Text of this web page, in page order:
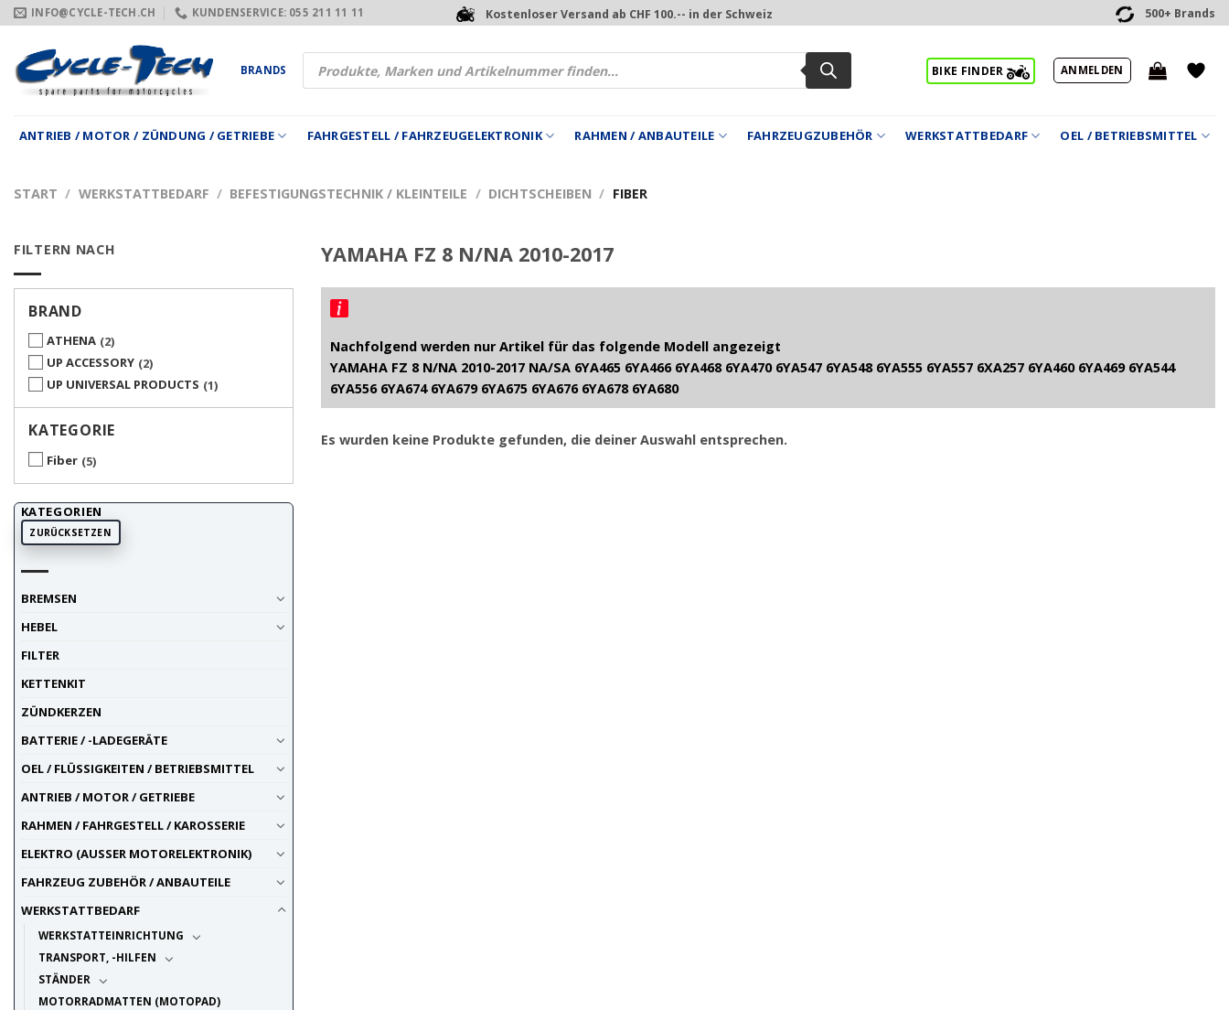
Zum
Inhalt
springen
INFO@CYCLE-TECH.CH KUNDENSERVICE: 055 211 11 11 Kostenloser Versand ab CHF 100.-- in der Schweiz 500+ Brands
BRANDS
Products
search
BIKE FINDER ANMELDEN
ANTRIEB / MOTOR / ZÜNDUNG / GETRIEBE FAHRGESTELL / FAHRZEUGELEKTRONIK RAHMEN / ANBAUTEILE FAHRZEUGZUBEHÖR WERKSTATTBEDARF OEL / BETRIEBSMITTEL
START / WERKSTATTBEDARF / BEFESTIGUNGSTECHNIK / KLEINTEILE / DICHTSCHEIBEN / FIBER
FILTERN NACH
BRAND
ATHENA 2
UP ACCESSORY 2
UP UNIVERSAL PRODUCTS 1
KATEGORIE
Fiber 5
KATEGORIEN
ZURÜCKSETZEN
BREMSEN
HEBEL
FILTER
KETTENKIT
ZÜNDKERZEN
BATTERIE / -LADEGERÄTE
OEL / FLÜSSIGKEITEN / BETRIEBSMITTEL
ANTRIEB / MOTOR / GETRIEBE
RAHMEN / FAHRGESTELL / KAROSSERIE
ELEKTRO (AUSSER MOTORELEKTRONIK)
FAHRZEUG ZUBEHÖR / ANBAUTEILE
WERKSTATTBEDARF
WERKSTATTEINRICHTUNG
TRANSPORT, -HILFEN
STÄNDER
MOTORRADMATTEN (MOTOPAD)
YAMAHA FZ 8 N/NA 2010-2017
Nachfolgend werden nur Artikel für das folgende Modell angezeigt
YAMAHA FZ 8 N/NA 2010-2017 NA/SA 6YA465 6YA466 6YA468 6YA470 6YA547 6YA548 6YA555 6YA557 6XA257 6YA460 6YA469 6YA544
6YA556 6YA674 6YA679 6YA675 6YA676 6YA678 6YA680
Es wurden keine Produkte gefunden, die deiner Auswahl entsprechen.